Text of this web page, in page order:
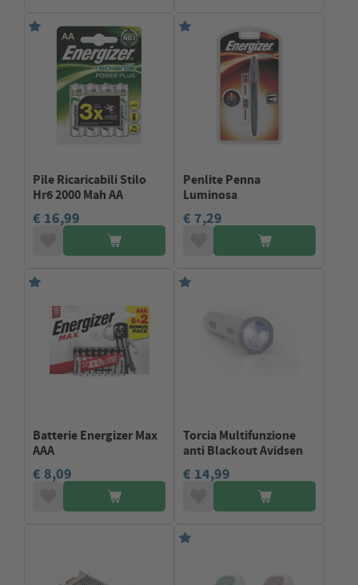
Pile Ricaricabili Stilo
Hr6 2000 Mah AA
€ 16,99
Penlite Penna
Luminosa
€ 7,29
Batterie Energizer Max
AAA
€ 8,09
Torcia Multifunzione
anti Blackout Avidsen
€ 14,99